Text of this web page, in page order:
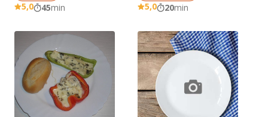
5,0 45min 5,0 20min